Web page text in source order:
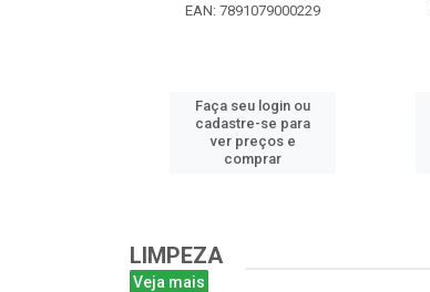
EAN: 7891079000229
Faça seu login ou
cadastre-se para
ver preços e
comprar
LIMPEZA
Veja mais